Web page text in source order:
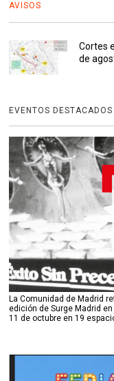
AVISOS
Cortes
de
EVENTOS DESTACADOS
La Comunidad de Madrid
edición de Surge Madrid
11 de octubre en 19